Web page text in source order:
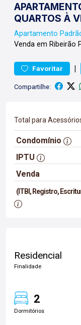
QUARTOS À
Apartamento
Venda em Ribeirão
Favoritar |
Compartilhe:
Total para
Condomínio
IPTU
Venda
(ITBI, Registro,
Residencial
Finalidade
2
Dormitórios